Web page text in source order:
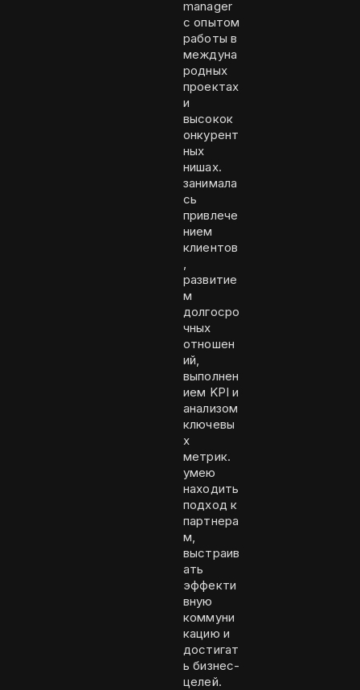
manager
с опытом
работы в
междуна
родных
проектах
и
высокок
онкурент
ных
нишах.
занимала
сь
привлече
нием
клиентов
,
развитие
м
долгосро
чных
отношен
ий,
выполнен
ием KPI и
анализом
ключевы
х
метрик.
умею
находить
подход к
партнера
м,
выстраив
ать
эффекти
вную
коммуни
кацию и
достигат
ь бизнес-
целей.